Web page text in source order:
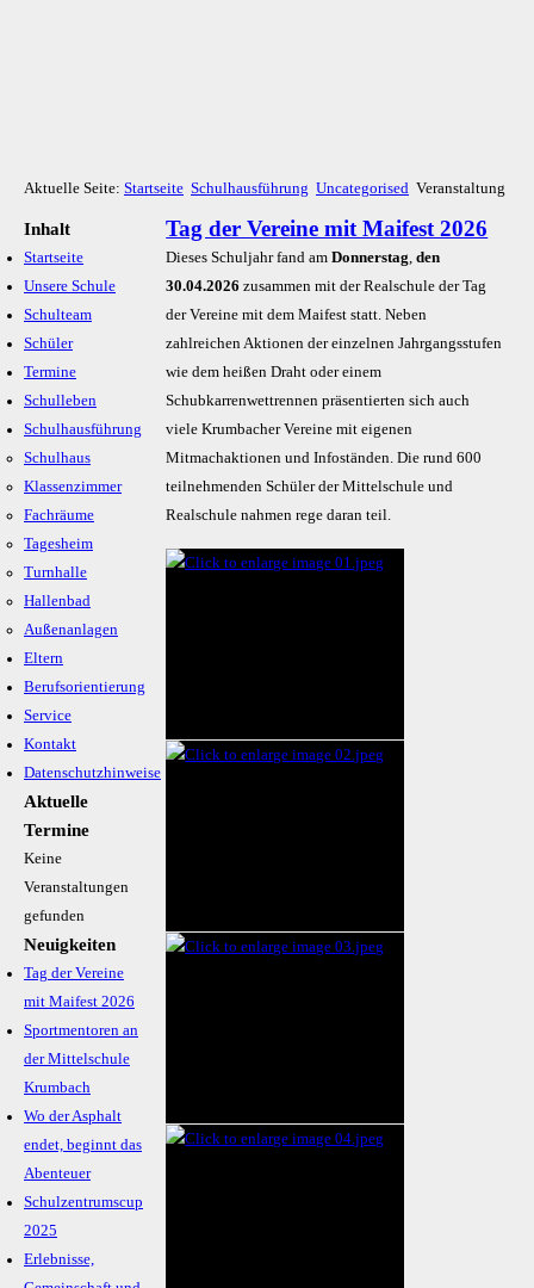
Aktuelle Seite: Startseite Schulhausführung Uncategorised Veranstaltung
Inhalt
Startseite
Unsere Schule
Schulteam
Schüler
Termine
Schulleben
Schulhausführung
Schulhaus
Klassenzimmer
Fachräume
Tagesheim
Turnhalle
Hallenbad
Außenanlagen
Eltern
Berufsorientierung
Service
Kontakt
Datenschutzhinweise
Aktuelle
Termine
Keine
Veranstaltungen
gefunden
Neuigkeiten
Tag der Vereine
mit Maifest 2026
Sportmentoren an
der Mittelschule
Krumbach
Wo der Asphalt
endet, beginnt das
Abenteuer
Schulzentrumscup
2025
Erlebnisse,
Tag der Vereine mit Maifest 2026
Dieses Schuljahr fand amDonnerstag, den
30.04.2026 zusammen mit der Realschule der Tag
der Vereine mit dem Maifest statt. Neben
zahlreichen Aktionen der einzelnen Jahrgangsstufen
wie dem heißen Draht oder einem
Schubkarrenwettrennen präsentierten sich auch
viele Krumbacher Vereine mit eigenen
Mitmachaktionen und Infoständen. Die rund 600
teilnehmenden Schüler der Mittelschule und
Realschule nahmen rege daran teil.